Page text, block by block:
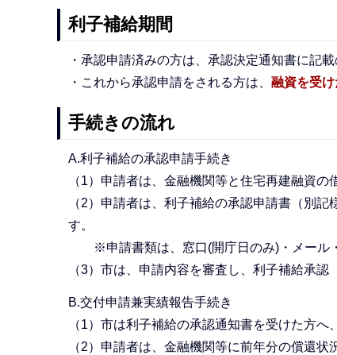
利子補給期間
・承認申請済みの方は、承認決定通知書に記載
・これから承認申請をされる方は、 融資を受
手続きの流れ
A.利子補給の承認申請手続き
（1）申請者は、金融機関等と住宅再建融資の
（2）申請者は、利子補給の承認申請書（別記
す。
※申請書類は、窓口(開庁日のみ)・メール・
（3）市は、申請内容を審査し、利子補給承認
B.交付申請兼実績報告手続き
（1）市は利子補給の承認通知書を受けた方
（2）申請者は、金融機関等に前年分の償還状